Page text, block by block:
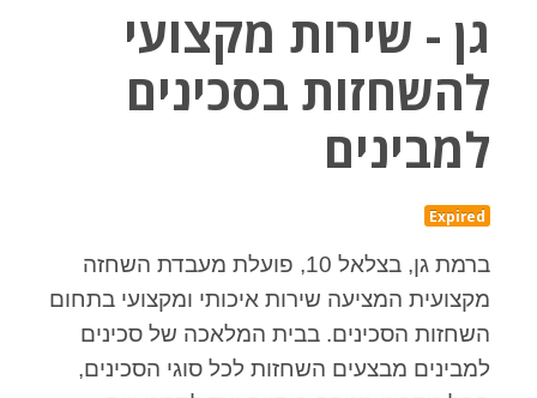
גן - שירות מקצועי
להשחזות בסכינים
למבינים
Expired
ברמת גן, בצלאל 10, פועלת מעבדת השחזה
מקצועית המציעה שירות איכותי ומקצועי בתחום
השחזות הסכינים. בבית המלאכה של סכינים
למבינים מבצעים השחזות לכל סוגי הסכינים,